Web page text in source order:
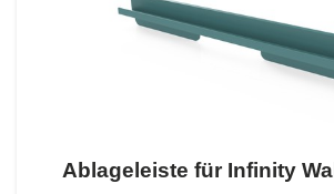
Ablageleiste für Infinity Wall